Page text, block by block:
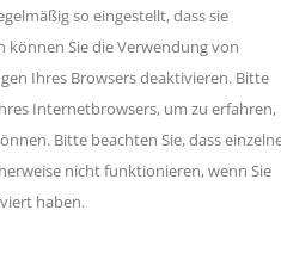
so eingestellt, dass sie
können Sie die Verwendung von
Ihres Browsers deaktivieren. Bitte
Internetbrowsers, um zu erfahren,
Bitte beachten Sie, dass
nicht funktionieren, wenn Sie
haben.